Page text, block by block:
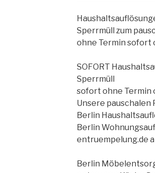
Sperrmüll zum
ohne Termin sofort
SOFORT
Sperrmüll
sofort ohne Termin
Unsere pauschalen
Berlin
Berlin
entruempelung.de
Berlin